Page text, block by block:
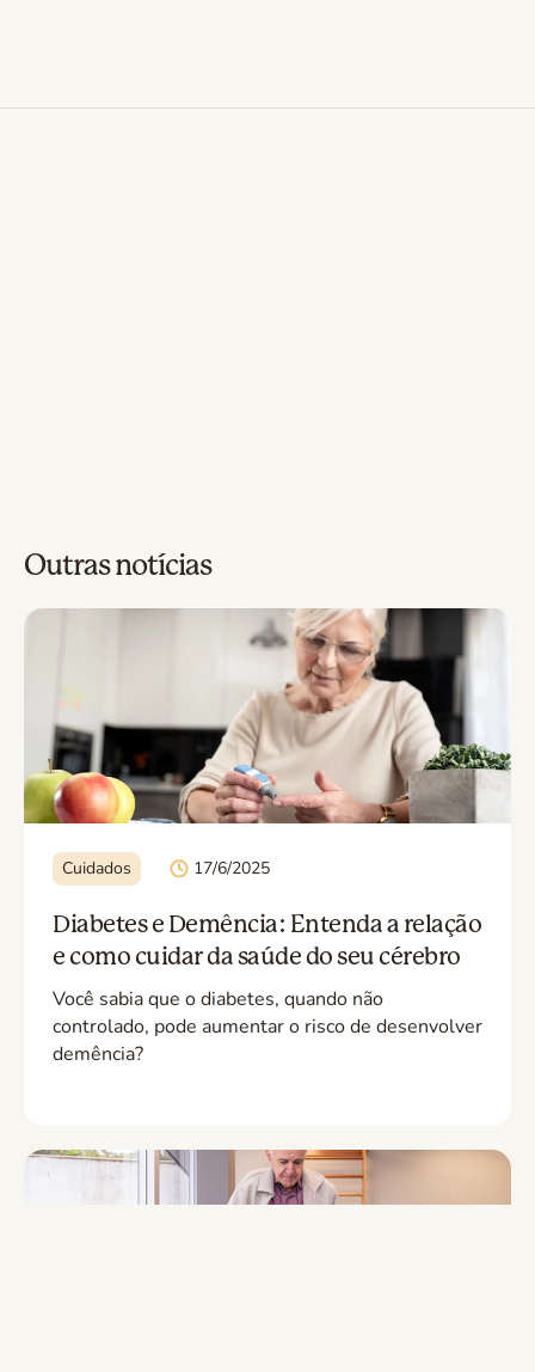
Outras notícias
Cuidados 17/6/2025
Diabetes e Demência: Entenda a relação
e como cuidar da saúde do seu cérebro
Você sabia que o diabetes, quando não
controlado, pode aumentar o risco de desenvolver
demência?